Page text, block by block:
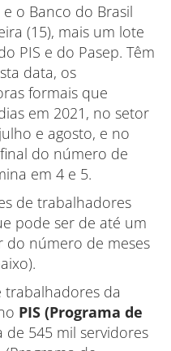
o Banco do Brasil
(15), mais um lote
PIS e do Pasep. Têm
data, os
formais que
em 2021, no setor
e agosto, e no
do número de
em 4 e 5.
de trabalhadores
pode ser de até um
do número de meses
trabalhadores da
PIS (Programa de
de 545 mil servidores